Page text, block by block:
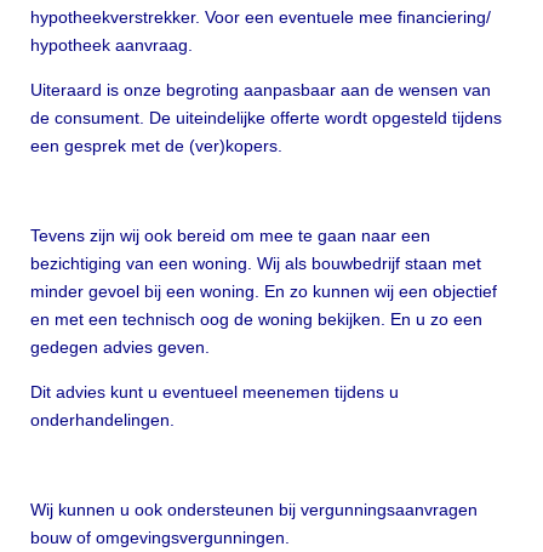
hypotheekverstrekker. Voor een eventuele mee financiering/
hypotheek aanvraag.
Uiteraard is onze begroting aanpasbaar aan de wensen van
de consument. De uiteindelijke offerte wordt opgesteld tijdens
een gesprek met de (ver)kopers.
Tevens zijn wij ook bereid om mee te gaan naar een
bezichtiging van een woning. Wij als bouwbedrijf staan met
minder gevoel bij een woning. En zo kunnen wij een objectief
en met een technisch oog de woning bekijken. En u zo een
gedegen advies geven.
Dit advies kunt u eventueel meenemen tijdens u
onderhandelingen.
Wij kunnen u ook ondersteunen bij vergunningsaanvragen
bouw of omgevingsvergunningen.